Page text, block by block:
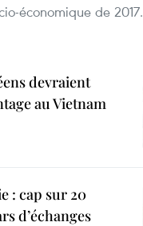
économique de 2017.
devraient
au Vietnam
: cap sur 20
d’échanges